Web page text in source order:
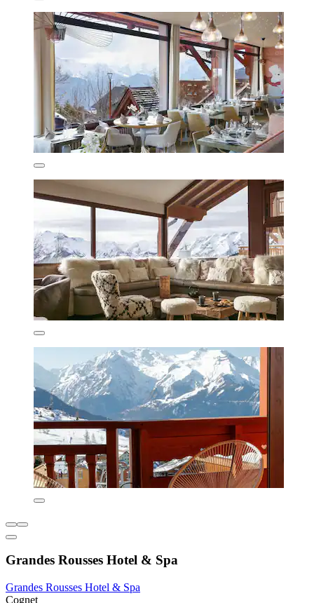
Grandes Rousses Hotel & Spa
Grandes Rousses Hotel & Spa
Cognet